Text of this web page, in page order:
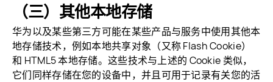
（三）其他本地存储
华为以及某些第三方可能在某些产品与服务中使用其他本
地存储技术，例如本地共享对象（又称 Flash Cookie）
和 HTML5 本地存储。这些技术与上述的 Cookie 类似，
它们同样存储在您的设备中，并且可用于记录有关您的活